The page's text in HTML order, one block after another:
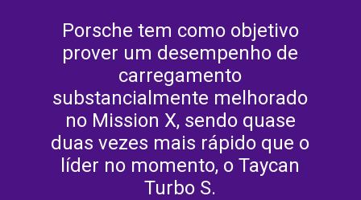
Porsche tem como objetivo
prover um desempenho de
carregamento
substancialmente melhorado
no Mission X, sendo quase
duas vezes mais rápido que o
líder no momento, o Taycan
Turbo S.